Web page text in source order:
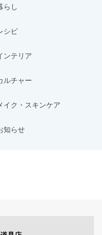
らし
シピ
ンテリア
ルチャー
イク・スキンケア
知らせ